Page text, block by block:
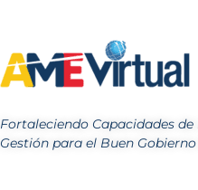
Fortaleciendo Capacidades
Gestión para el Buen